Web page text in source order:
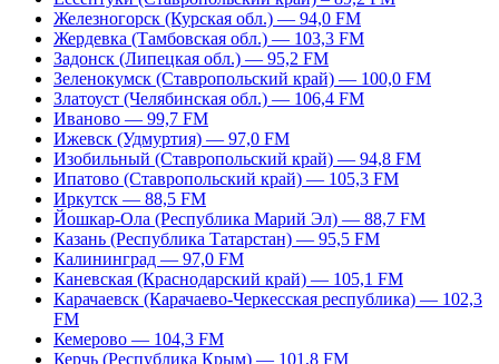
Железногорск (Курская обл.) — 94,0 FM
Жердевка (Тамбовская обл.) — 103,3 FM
Задонск (Липецкая обл.) — 95,2 FM
Зеленокумск (Ставропольский край) — 100,0 FM
Златоуст (Челябинская обл.) — 106,4 FM
Иваново — 99,7 FM
Ижевск (Удмуртия) — 97,0 FM
Изобильный (Ставропольский край) — 94,8 FM
Ипатово (Ставропольский край) — 105,3 FM
Иркутск — 88,5 FM
Йошкар-Ола (Республика Марий Эл) — 88,7 FM
Казань (Республика Татарстан) — 95,5 FM
Калининград — 97,0 FM
Каневская (Краснодарский край) — 105,1 FM
Карачаевск (Карачаево-Черкесская республика) — 102,3
FM
Кемерово — 104,3 FM
Керчь (Республика Крым) — 101,8 FM